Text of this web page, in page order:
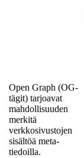
Open Graph (OG-
tägit) tarjoavat
mahdollisuuden
merkitä
verkkosivustojen
sisältöä meta-
tiedoilla.